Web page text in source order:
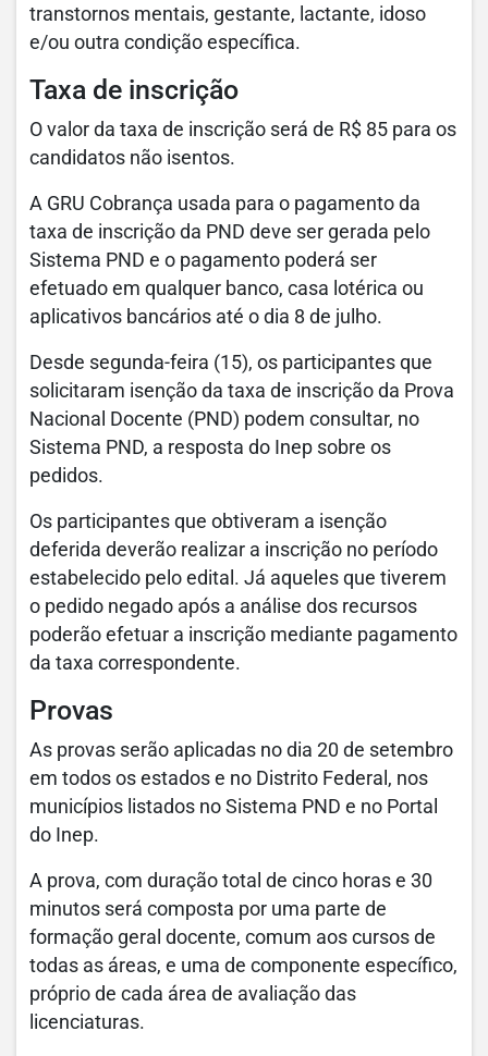
transtornos mentais, gestante, lactante, idoso
e/ou outra condição específica.
Taxa de inscrição
O valor da taxa de inscrição será de R$ 85 para os
candidatos não isentos.
A GRU Cobrança usada para o pagamento da
taxa de inscrição da PND deve ser gerada pelo
Sistema PND e o pagamento poderá ser
efetuado em qualquer banco, casa lotérica ou
aplicativos bancários até o dia 8 de julho.
Desde segunda-feira (15), os participantes que
solicitaram isenção da taxa de inscrição da Prova
Nacional Docente (PND) podem consultar, no
Sistema PND, a resposta do Inep sobre os
pedidos.
Os participantes que obtiveram a isenção
deferida deverão realizar a inscrição no período
estabelecido pelo edital. Já aqueles que tiverem
o pedido negado após a análise dos recursos
poderão efetuar a inscrição mediante pagamento
da taxa correspondente.
Provas
As provas serão aplicadas no dia 20 de setembro
em todos os estados e no Distrito Federal, nos
municípios listados no Sistema PND e no Portal
do Inep.
A prova, com duração total de cinco horas e 30
minutos será composta por uma parte de
formação geral docente, comum aos cursos de
todas as áreas, e uma de componente específico,
próprio de cada área de avaliação das
licenciaturas.